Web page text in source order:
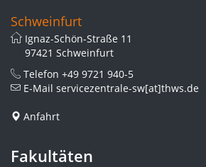
Schweinfurt
Ignaz-Schön-Straße 11
97421 Schweinfurt
Telefon +49 9721 940-5
E-Mail servicezentrale-sw[at]thws.de
Anfahrt
Fakultäten